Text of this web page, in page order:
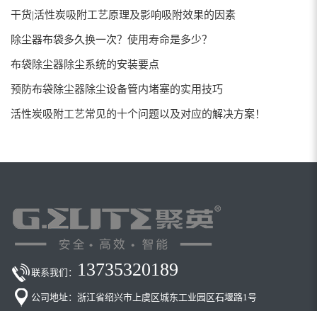
展会邀请函 | 浙江聚英诚挚邀请您莅临2026上海环博会E6馆A70
展位
干货|活性炭吸附工艺原理及影响吸附效果的因素
除尘器布袋多久换一次？使用寿命是多少？
布袋除尘器除尘系统的安装要点
预防布袋除尘器除尘设备管内堵塞的实用技巧
活性炭吸附工艺常见的十个问题以及对应的解决方案！
联系我们： 13735320189
公司地址：浙江省绍兴市上虞区城东工业园区石堰路1号